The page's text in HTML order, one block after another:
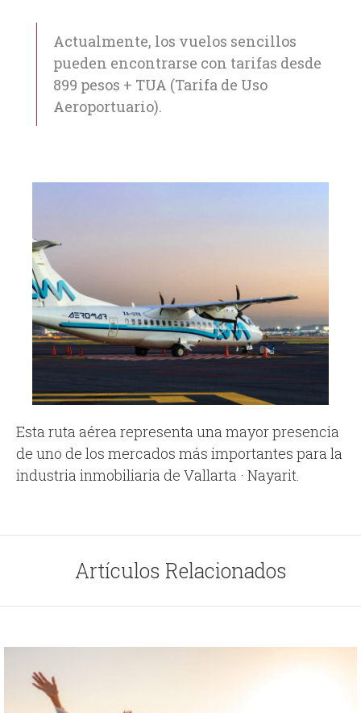
Actualmente, los vuelos sencillos
pueden encontrarse con tarifas desde
899 pesos + TUA (Tarifa de Uso
Aeroportuario).
Esta ruta aérea representa una mayor presencia
de uno de los mercados más importantes para la
industria inmobiliaria de Vallarta · Nayarit.
Artículos Relacionados